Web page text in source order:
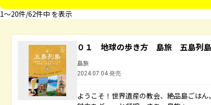
1〜20件/62件中 を表示
０１ 地球の歩き方 島旅 五島列
島旅
2024.07.04 発売
ようこそ！世界遺産の教会、絶品島ごは